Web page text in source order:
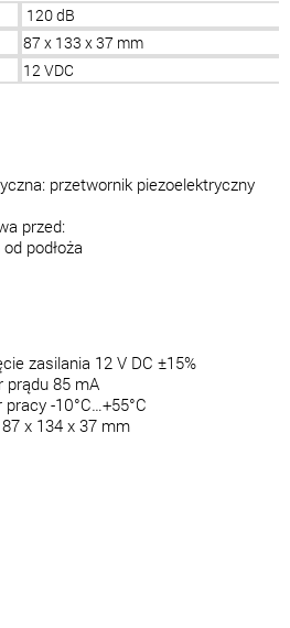
120 dB
87 x 133 x 37 mm
12 VDC
przetwornik piezoelektryczny
przed:
podłoża
zasilania 12 V DC ±15%
prądu 85 mA
-10°C…+55°C
x 134 x 37 mm